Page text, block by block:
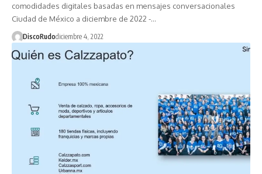
comodidades digitales basadas en mensajes conversacionales
Ciudad de México a diciembre de 2022 -…
DiscoRudodiciembre 4, 2022